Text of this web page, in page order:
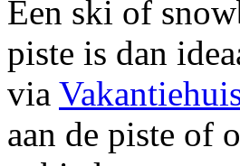
Een ski of
piste is dan
via
aan de piste of